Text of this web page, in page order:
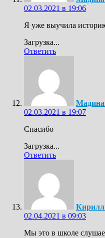
02.03.2021 в 19:06
Я уже выучила
Загрузка...
Ответить
02.03.2021 в 19:07
Спасибо
Загрузка...
Ответить
Кирилл
02.04.2021 в 09:03
Мы это в школе